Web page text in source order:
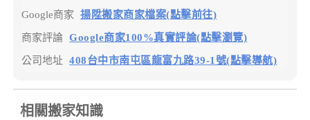
Google商家 揚陞搬家商家檔案(點擊前往)
商家評論 Google商家100%真實評論(點擊瀏覽)
公司地址 408台中市南屯區龍富九路39-1號(點擊導航)
相關搬家知識